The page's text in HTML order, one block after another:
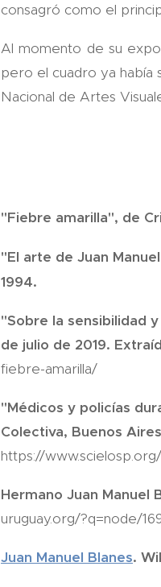
consagró como el
Al momento de su
pero el cuadro ya había
Nacional de Artes
"Fiebre amarilla", de
"El arte de Juan
1994.
"Sobre la sensibilidad
de julio de 2019.
fiebre-amarilla/
"Médicos y policías
Colectiva, Buenos
https://
Hermano Juan Manuel
uruguay.org/?q=node/
Juan Manuel Blanes.